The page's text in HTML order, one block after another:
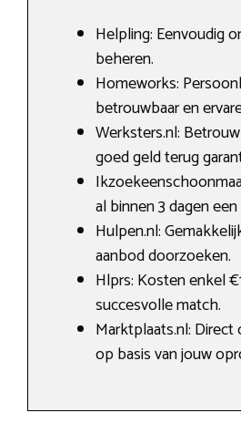
Helpling: Eenvoudig
beheren.
Homeworks:
betrouwbaar en
Werksters.nl:
goed geld terug
al binnen 3 dagen
Hulpen.nl:
aanbod doorzoeken.
Hlprs: Kosten enkel
succesvolle match.
Marktplaats.nl:
op basis van jouw